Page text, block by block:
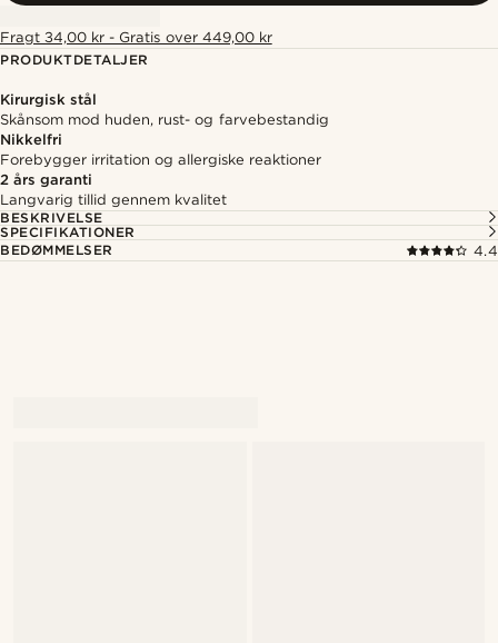
Fragt 34,00 kr - Gratis over 449,00 kr
PRODUKTDETALJER
Kirurgisk stål
Skånsom mod huden, rust- og farvebestandig
Nikkelfri
Forebygger irritation og allergiske reaktioner
2 års garanti
Langvarig tillid gennem kvalitet
BESKRIVELSE
SPECIFIKATIONER
BEDØMMELSER
4.4